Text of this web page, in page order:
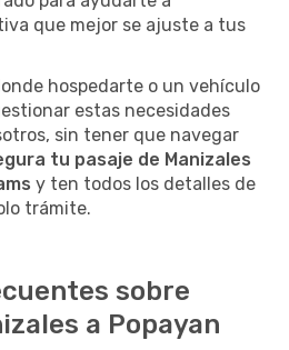
que mejor se ajuste a tus
hospedarte o un vehículo
estas necesidades
sin tener que navegar
tu pasaje de Manizales
y ten todos los detalles de
trámite.
sobre
a Popayan